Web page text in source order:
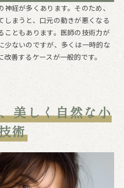
経が多くあります。そのため、
しまうと、口元の動きが悪くなる
こともあります。医師の技術力が
少ないのですが、多くは一時的な
善するケースが一般的です。
美しく自然な小
術